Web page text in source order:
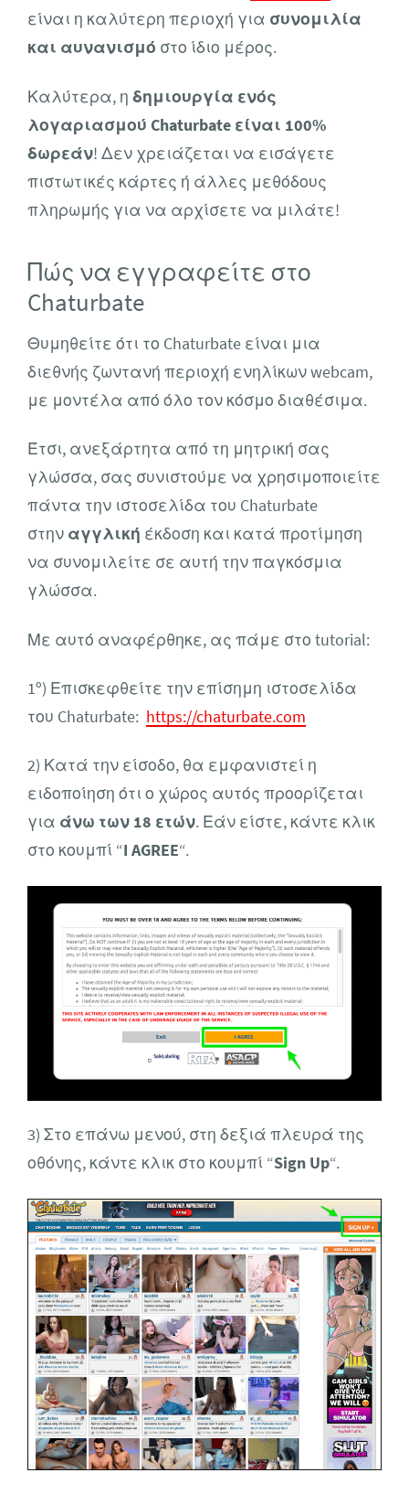
είναι η καλύτερη περιοχή για συνομιλία
και αυνανισμό στο ίδιο μέρος.
Καλύτερα, η δημιουργία ενός
λογαριασμού Chaturbate είναι 100%
δωρεάν! Δεν χρειάζεται να εισάγετε
πιστωτικές κάρτες ή άλλες μεθόδους
πληρωμής για να αρχίσετε να μιλάτε!
Πώς να εγγραφείτε στο
Chaturbate
Θυμηθείτε ότι το Chaturbate είναι μια
διεθνής ζωντανή περιοχή ενηλίκων webcam,
με μοντέλα από όλο τον κόσμο διαθέσιμα.
Έτσι, ανεξάρτητα από τη μητρική σας
γλώσσα, σας συνιστούμε να χρησιμοποιείτε
πάντα την ιστοσελίδα του Chaturbate
στην αγγλική έκδοση και κατά προτίμηση
να συνομιλείτε σε αυτή την παγκόσμια
γλώσσα.
Με αυτό αναφέρθηκε, ας πάμε στο tutorial:
1º) Επισκεφθείτε την επίσημη ιστοσελίδα
του Chaturbate: https://chaturbate.com
2) Κατά την είσοδο, θα εμφανιστεί η
ειδοποίηση ότι ο χώρος αυτός προορίζεται
για άνω των 18 ετών. Εάν είστε, κάντε κλικ
στο κουμπί “I AGREE“.
3) Στο επάνω μενού, στη δεξιά πλευρά της
οθόνης, κάντε κλικ στο κουμπί “Sign Up“.